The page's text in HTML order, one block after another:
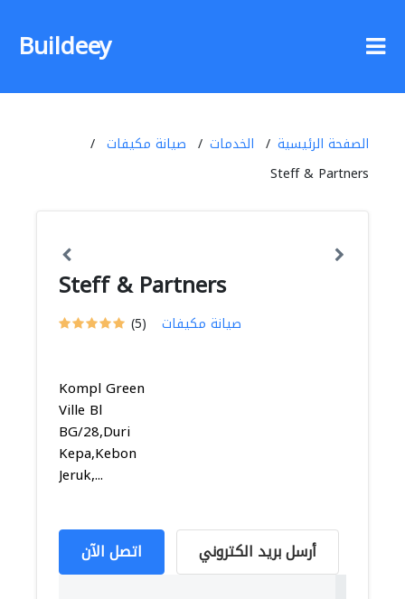
Buildeey
الصفحة الرئيسية الخدمات
صيانة مكيفات
Steff & Partners
Steff & Partners
(5) صيانة مكيفات
Kompl Green
Ville Bl
BG/28,Duri
Kepa,Kebon
Jeruk,...
اتصل الآن أرسل بريد الكتروني